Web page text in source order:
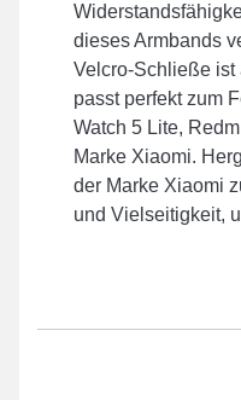
dieses Armbands
Velcro-Schließe ist
passt perfekt zum
Watch 5 Lite,
Marke Xiaomi.
der Marke Xiaomi
und Vielseitigkeit,